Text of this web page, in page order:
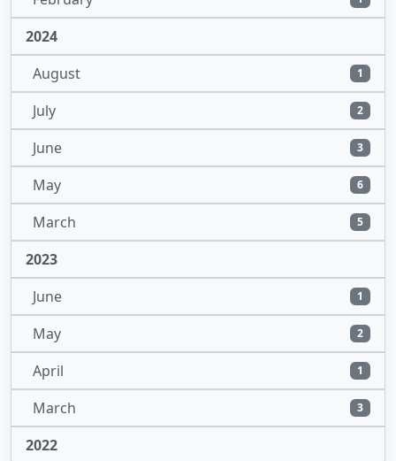
2024
August
1
July 2
June 3
May 6
March 5
2023
June
1
May 2
April 1
March 3
2022